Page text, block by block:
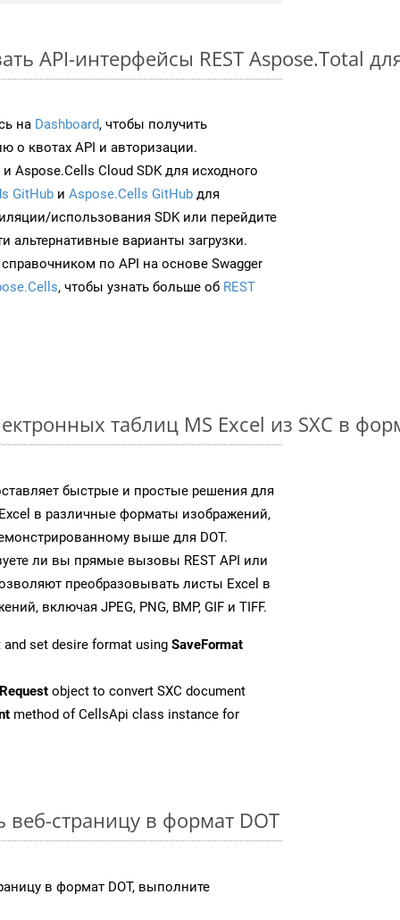
API-интерфейсы REST Aspose.Total
на Dashboard, чтобы получить
о квотах API и авторизации.
Aspose.Cells Cloud SDK для исходного
GitHub и Aspose.Cells GitHub для
использования SDK или перейдите
альтернативные варианты загрузки.
по API на основе Swagger
, чтобы узнать больше об REST
таблиц MS Excel из SXC в
быстрые и простые решения для
в различные форматы изображений,
выше для DOT.
ли вы прямые вызовы REST API или
преобразовывать листы Excel в
включая JPEG, PNG, BMP, GIF и TIFF.
and set desire format using SaveFormat
object to convert SXC document
method of CellsApi class instance for
веб-страницу в формат DOT
в формат DOT, выполните